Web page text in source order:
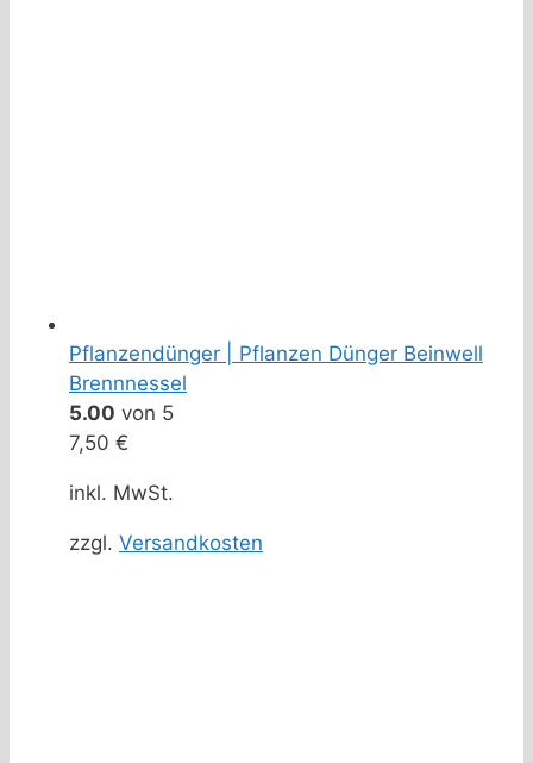
Pflanzendünger | Pflanzen Dünger Beinwell
Brennnessel
5.00 von 5
7,50 €
inkl. MwSt.
zzgl. Versandkosten